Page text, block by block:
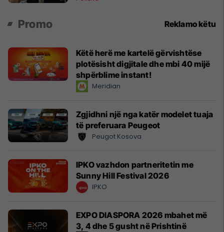
Promo Reklamo këtu
Këtë herë me kartelë gërvishtëse
plotësisht digjitale dhe mbi 40 mijë
shpërblime instant!
Meridian
Zgjidhni një nga katër modelet tuaja
të preferuara Peugeot
Peugot Kosova
IPKO vazhdon partneritetin me
Sunny Hill Festival 2026
IPKO
EXPO DIASPORA 2026 mbahet më
3, 4 dhe 5 gusht në Prishtinë